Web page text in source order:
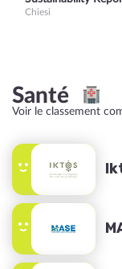
Chiesi
Santé
Voir le classement